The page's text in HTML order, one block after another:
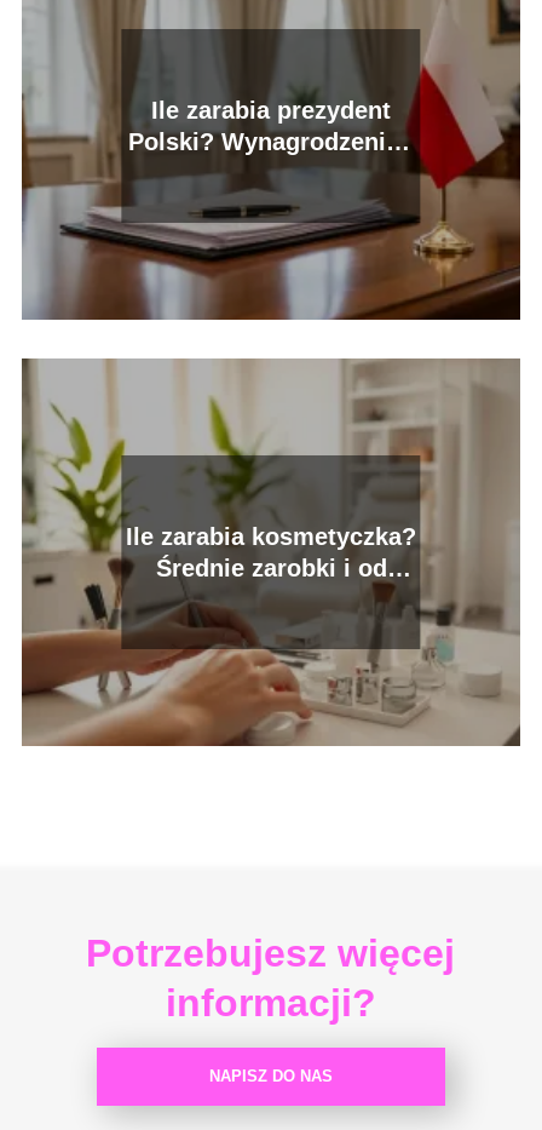
Ile zarabia prezydent
Polski? Wynagrodzenie i
przywileje
Ile zarabia kosmetyczka?
Średnie zarobki i od
czego zależą
Potrzebujesz więcej
informacji?
NAPISZ DO NAS